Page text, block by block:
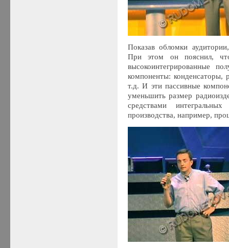
Показав обломки
При этом он пояснил,
высокоинтегрированные
компоненты: конденсаторы,
т.д. И эти пассивные
уменьшить размер
средствами
производства, например,